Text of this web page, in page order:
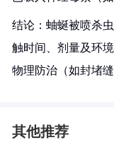
结论：蚰蜒被喷杀
触时间、剂量及环
物理防治（如封堵
其他推荐